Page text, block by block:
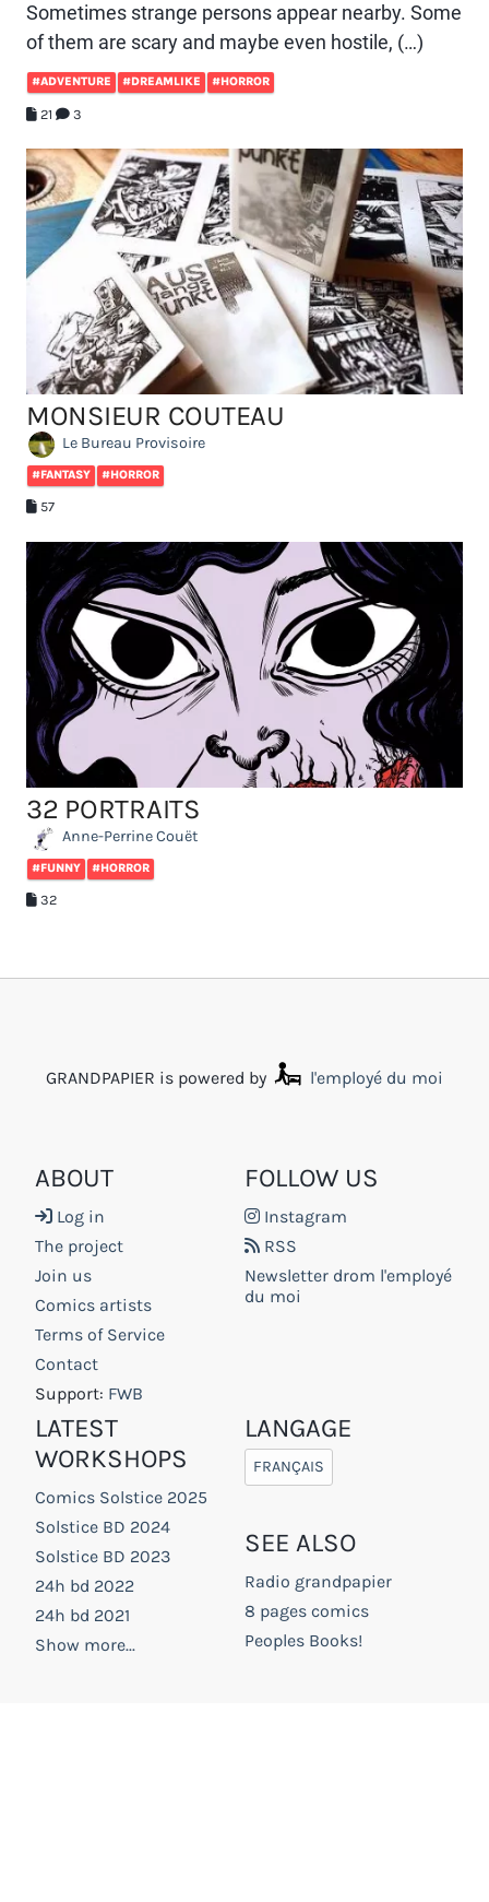
Sometimes strange persons appear nearby. Some
of them are scary and maybe even hostile, (…)
#ADVENTURE #DREAMLIKE #HORROR
21 3
MONSIEUR COUTEAU
Le Bureau Provisoire
#FANTASY #HORROR
57
32 PORTRAITS
Anne-Perrine Couët
#FUNNY #HORROR
32
GRANDPAPIER is powered by l'employé du moi
ABOUT
Log in
The project
Join us
Comics artists
Terms of Service
Contact
Support: FWB
FOLLOW US
Instagram
RSS
Newsletter drom l'employé
du moi
LATEST
WORKSHOPS
Comics Solstice 2025
Solstice BD 2024
Solstice BD 2023
24h bd 2022
24h bd 2021
Show more...
LANGAGE
FRANÇAIS
SEE ALSO
Radio grandpapier
8 pages comics
Peoples Books!